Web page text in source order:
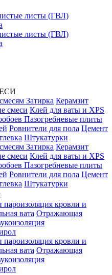
листы (ГВЛ)
листы (ГВЛ)
Затирка Керамзит
смеси Клей для ваты и XPS
Пазогребневые плиты
Ровнители для пола Цемент
Штукатурки
Затирка Керамзит
смеси Клей для ваты и XPS
Пазогребневые плиты
Ровнители для пола Цемент
Штукатурки
пароизоляция кровли и
вата Отражающая
пароизоляция кровли и
вата Отражающая